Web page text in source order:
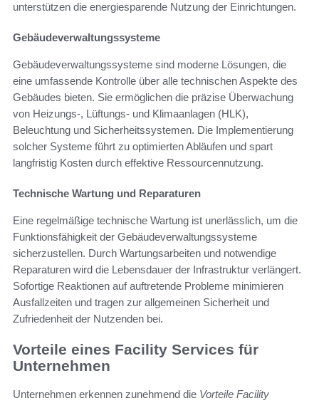
unterstützen die energiesparende Nutzung der Einrichtungen.
Gebäudeverwaltungssysteme
Gebäudeverwaltungssysteme sind moderne Lösungen, die
eine umfassende Kontrolle über alle technischen Aspekte des
Gebäudes bieten. Sie ermöglichen die präzise Überwachung
von Heizungs-, Lüftungs- und Klimaanlagen (HLK),
Beleuchtung und Sicherheitssystemen. Die Implementierung
solcher Systeme führt zu optimierten Abläufen und spart
langfristig Kosten durch effektive Ressourcennutzung.
Technische Wartung und Reparaturen
Eine regelmäßige technische Wartung ist unerlässlich, um die
Funktionsfähigkeit der Gebäudeverwaltungssysteme
sicherzustellen. Durch Wartungsarbeiten und notwendige
Reparaturen wird die Lebensdauer der Infrastruktur verlängert.
Sofortige Reaktionen auf auftretende Probleme minimieren
Ausfallzeiten und tragen zur allgemeinen Sicherheit und
Zufriedenheit der Nutzenden bei.
Vorteile eines Facility Services für
Unternehmen
Unternehmen erkennen zunehmend die Vorteile Facility